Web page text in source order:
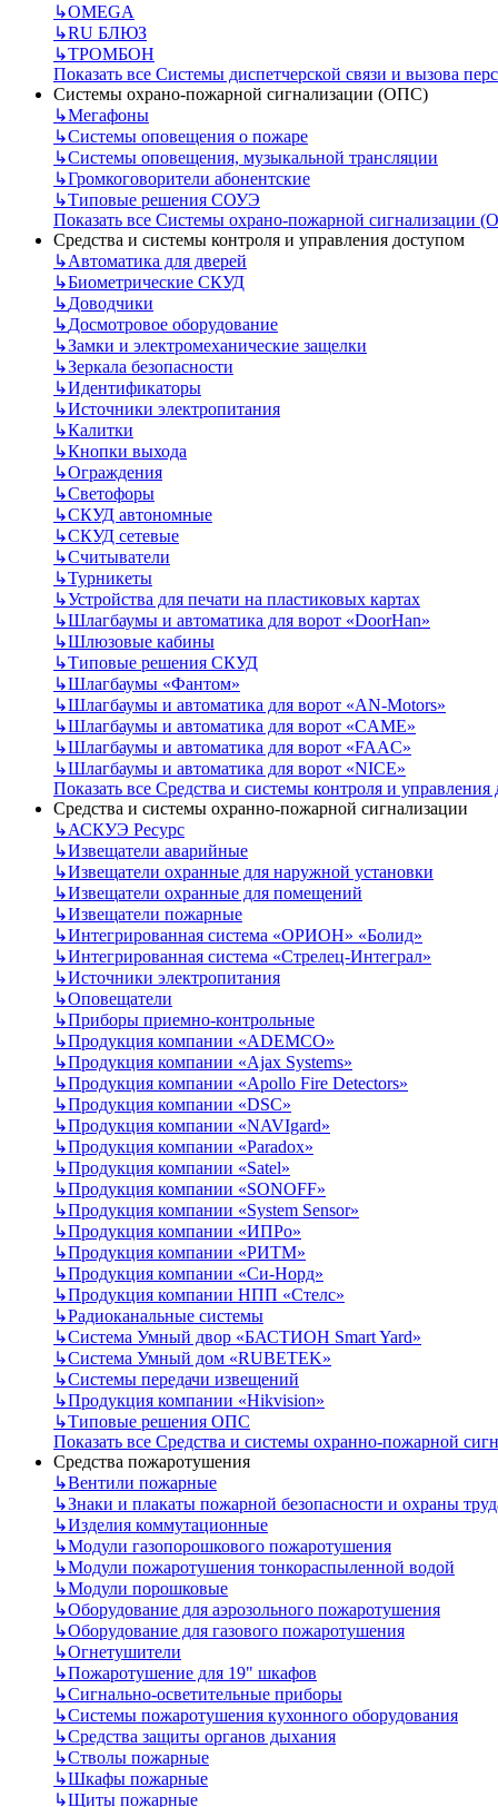
↳OMEGA
↳RU БЛЮЗ
↳ТРОМБОН
Показать все Системы диспетчерской связи и вызова
Системы охрано-пожарной сигнализации (ОПС)
↳Мегафоны
↳Системы оповещения о пожаре
↳Системы оповещения, музыкальной трансляции
↳Громкоговорители абонентские
↳Типовые решения СОУЭ
Показать все Системы охрано-пожарной сигнализации
Средства и системы контроля и управления доступом
↳Автоматика для дверей
↳Биометрические СКУД
↳Доводчики
↳Досмотровое оборудование
↳Замки и электромеханические защелки
↳Зеркала безопасности
↳Идентификаторы
↳Источники электропитания
↳Калитки
↳Кнопки выхода
↳Ограждения
↳Светофоры
↳СКУД автономные
↳СКУД сетевые
↳Считыватели
↳Турникеты
↳Устройства для печати на пластиковых картах
↳Шлагбаумы и автоматика для ворот «DoorHan»
↳Шлюзовые кабины
↳Типовые решения СКУД
↳Шлагбаумы «Фантом»
↳Шлагбаумы и автоматика для ворот «AN-Motors»
↳Шлагбаумы и автоматика для ворот «CAME»
↳Шлагбаумы и автоматика для ворот «FAAC»
↳Шлагбаумы и автоматика для ворот «NICE»
Показать все Средства и системы контроля и управления
Средства и системы охранно-пожарной сигнализации
↳АСКУЭ Ресурс
↳Извещатели аварийные
↳Извещатели охранные для наружной установки
↳Извещатели охранные для помещений
↳Извещатели пожарные
↳Интегрированная система «ОРИОН» «Болид»
↳Интегрированная система «Стрелец-Интеграл»
↳Источники электропитания
↳Оповещатели
↳Приборы приемно-контрольные
↳Продукция компании «ADEMCO»
↳Продукция компании «Ajax Systems»
↳Продукция компании «Apollo Fire Detectors»
↳Продукция компании «DSC»
↳Продукция компании «NAVIgard»
↳Продукция компании «Paradox»
↳Продукция компании «Satel»
↳Продукция компании «SONOFF»
↳Продукция компании «System Sensor»
↳Продукция компании «ИПРо»
↳Продукция компании «РИТМ»
↳Продукция компании «Си-Норд»
↳Продукция компании НПП «Стелс»
↳Радиоканальные системы
↳Система Умный двор «БАСТИОН Smart Yard»
↳Система Умный дом «RUBETEK»
↳Системы передачи извещений
↳Продукция компании «Hikvision»
↳Типовые решения ОПС
Показать все Средства и системы охранно-пожарной
Средства пожаротушения
↳Вентили пожарные
↳Знаки и плакаты пожарной безопасности и охраны
↳Изделия коммутационные
↳Модули газопорошкового пожаротушения
↳Модули пожаротушения тонкораспыленной водой
↳Модули порошковые
↳Оборудование для аэрозольного пожаротушения
↳Оборудование для газового пожаротушения
↳Огнетушители
↳Пожаротушение для 19" шкафов
↳Сигнально-осветительные приборы
↳Системы пожаротушения кухонного оборудования
↳Средства защиты органов дыхания
↳Стволы пожарные
↳Шкафы пожарные
↳Щиты пожарные